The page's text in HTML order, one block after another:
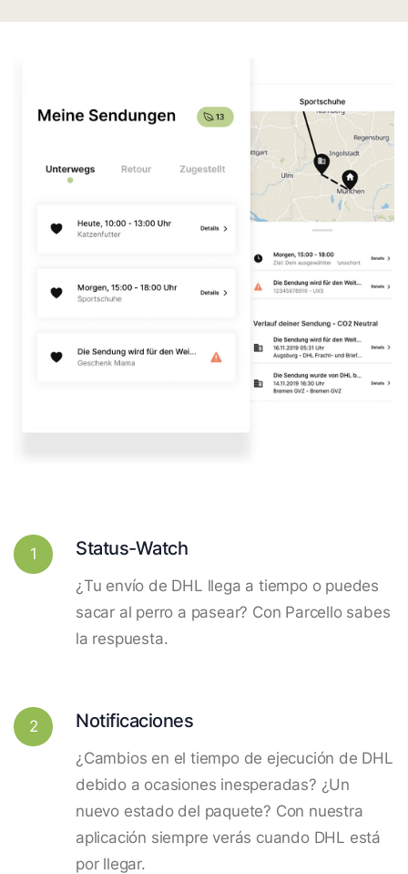
1 Status-Watch
¿Tu envío de DHL llega a tiempo o puedes
sacar al perro a pasear? Con Parcello sabes
la respuesta.
2 Notificaciones
¿Cambios en el tiempo de ejecución de DHL
debido a ocasiones inesperadas? ¿Un
nuevo estado del paquete? Con nuestra
aplicación siempre verás cuando DHL está
por llegar.